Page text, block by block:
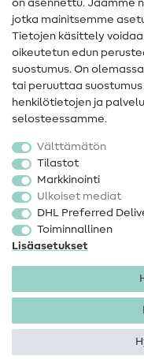
Yhteystiedot
Tietoa
FAQ
Peruutusoikeus
Suosittu
Kankaat
Ompelutarvikkeet
Ale
on asennettu. Jaamme
jotka mainitsemme
Tietojen käsittely
oikeutetun edun
suostumus. On
tai peruuttaa
henkilötietojen ja
selosteessamme.
Välttämätön
Tilastot
Markkinointi
Ulkoiset mediat
DHL Preferred
Toiminnallinen
Lisäasetukset
Peruutusoikeus
Tekijänoikeus 2026